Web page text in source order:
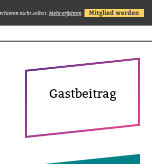
nicht selbst. Mehr erfahren Mitglied werden
Gast­bei­trag